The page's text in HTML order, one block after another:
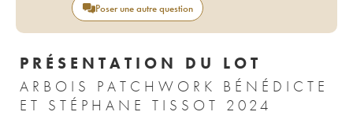
Poser une autre question
PRÉSENTATION DU LOT
ARBOIS PATCHWORK BÉNÉDICTE
ET STÉPHANE TISSOT 2024